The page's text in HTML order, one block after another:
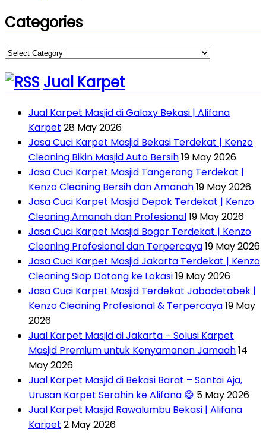
Categories
Categories
Jual Karpet
Jual Karpet Masjid di Galaxy Bekasi | Alifana
Karpet 28 May 2026
Jasa Cuci Karpet Masjid Bekasi Terdekat | Kenzo
Cleaning Bikin Masjid Auto Bersih19 May 2026
Jasa Cuci Karpet Masjid Tangerang Terdekat |
Kenzo Cleaning Bersih dan Amanah19 May 2026
Jasa Cuci Karpet Masjid Depok Terdekat | Kenzo
Cleaning Amanah dan Profesional19 May 2026
Jasa Cuci Karpet Masjid Bogor Terdekat | Kenzo
Cleaning Profesional dan Terpercaya19 May 2026
Jasa Cuci Karpet Masjid Jakarta Terdekat | Kenzo
Cleaning Siap Datang ke Lokasi19 May 2026
Jasa Cuci Karpet Masjid Terdekat Jabodetabek |
Kenzo Cleaning Profesional & Terpercaya19 May
2026
Jual Karpet Masjid di Jakarta – Solusi Karpet
Masjid Premium untuk Kenyamanan Jamaah14
May 2026
Jual Karpet Masjid di Bekasi Barat – Santai Aja,
Urusan Karpet Serahin ke Alifana 😄 5 May 2026
Jual Karpet Masjid Rawalumbu Bekasi | Alifana
Karpet 2 May 2026